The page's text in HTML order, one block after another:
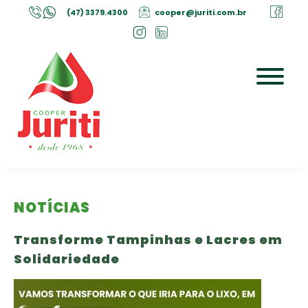
(47) 3379.4300 cooper@juriti.com.br
NOTÍCIAS
Transforme Tampinhas e Lacres em
Solidariedade